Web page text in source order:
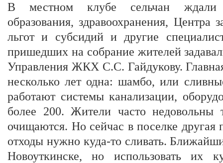
В местном клубе сельчан ждали
образования, здравоохранения, Центра
льгот и субсидий и другие
пришедших на собрание жителей
Управления ЖКХ С.С. Гайдукову.
несколько лет одна: шамбо, или
работают системы канализации,
более 200. Жители часто
очищаются. Но сейчас в поселке другая
отходы нужно куда-то сливать.
Новоуткинске, но использовать их